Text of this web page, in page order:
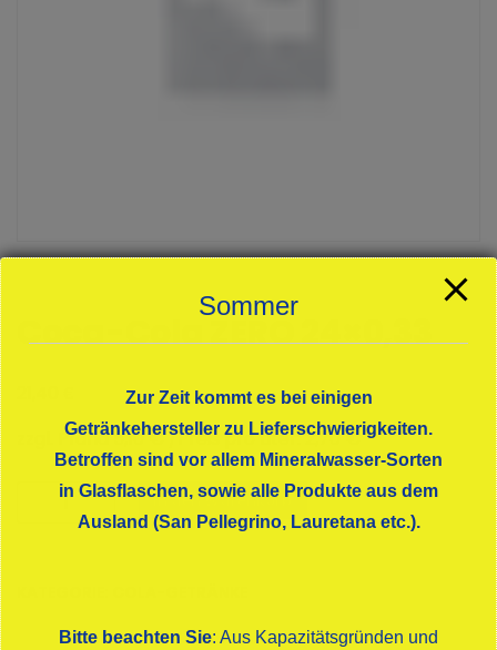
Coca-Cola ZERO 24×0,33
zzgl. Pfand 5,10 € /Preis pro Liter: 2,70 €
Coca-
In den Warenkorb
Sommer
Zur Zeit kommt es bei einigen
Getränkehersteller zu Lieferschwierigkeiten.
Betroffen sind vor allem Mineralwasser-Sorten
in Glasflaschen, sowie alle Produkte aus dem
Ausland (San Pellegrino, Lauretana etc.).
Bitte beachten Sie: Aus Kapazitätsgründen und